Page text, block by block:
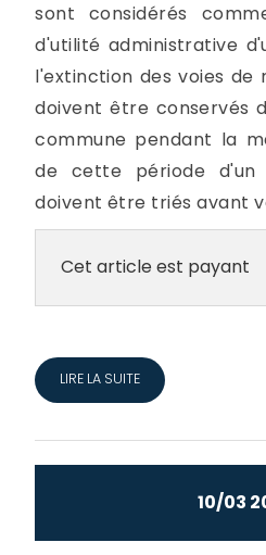
sont considérés
d'utilité administrative
l'extinction des voies de
doivent être conservés
commune pendant la
de cette période d'un
doivent être triés avant
Cet article est payant
LIRE LA SUITE
10/03